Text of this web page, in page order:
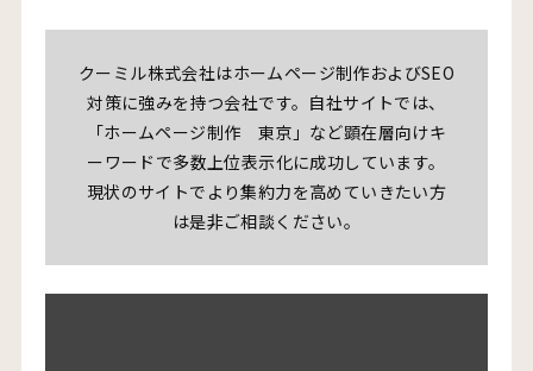
クーミル株式会社はホームページ制作およびSEO
対策に強みを持つ会社です。自社サイトでは、
「ホームページ制作 東京」など顕在層向けキ
ーワードで多数上位表示化に成功しています。
現状のサイトでより集約力を高めていきたい方
は是非ご相談ください。